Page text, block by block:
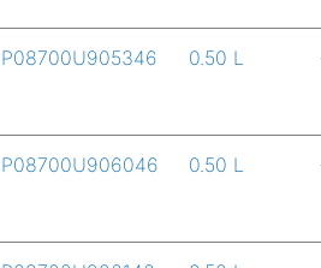
P08700U905346 0.50 L
P08700U906046 0.50 L